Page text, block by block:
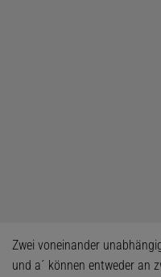
Zwei voneinander
und a´ können entweder an